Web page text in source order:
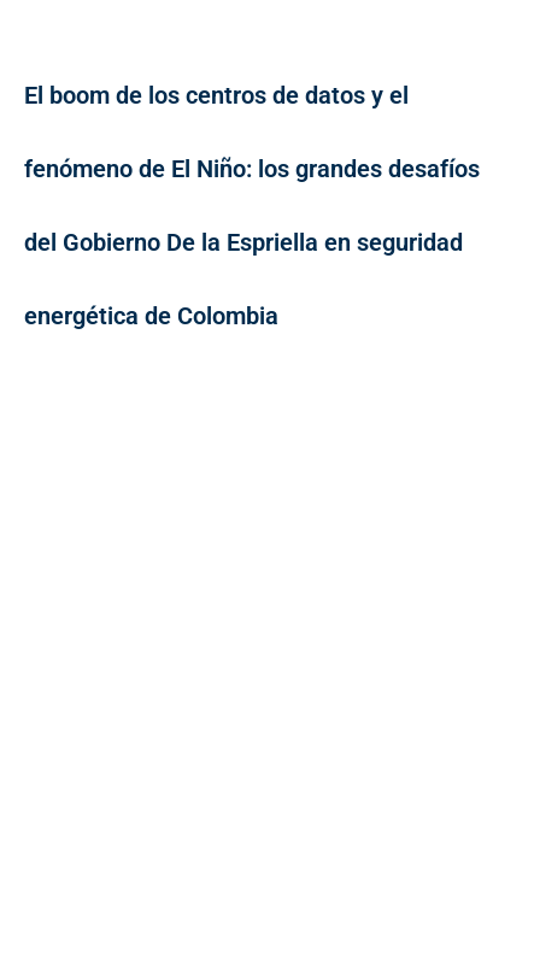
El boom de los centros de datos y el
fenómeno de El Niño: los grandes desafíos
del Gobierno De la Espriella en seguridad
energética de Colombia